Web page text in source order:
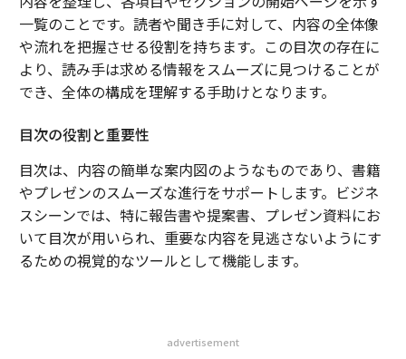
一覧のことです。読者や聞き手に対して、内容の全体像
や流れを把握させる役割を持ちます。この目次の存在に
より、読み手は求める情報をスムーズに見つけることが
でき、全体の構成を理解する手助けとなります。
目次の役割と重要性
目次は、内容の簡単な案内図のようなものであり、書籍
やプレゼンのスムーズな進行をサポートします。ビジネ
スシーンでは、特に報告書や提案書、プレゼン資料にお
いて目次が用いられ、重要な内容を見逃さないようにす
るための視覚的なツールとして機能します。
advertisement